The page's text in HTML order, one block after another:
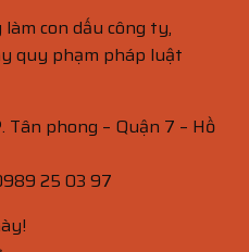
con dấu công ty,
quy phạm pháp luật
Tân phong – Quận 7 – Hồ
25 03 97